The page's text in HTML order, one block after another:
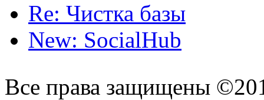
Re: Чистка базы
New: SocialHub
Все права защищены